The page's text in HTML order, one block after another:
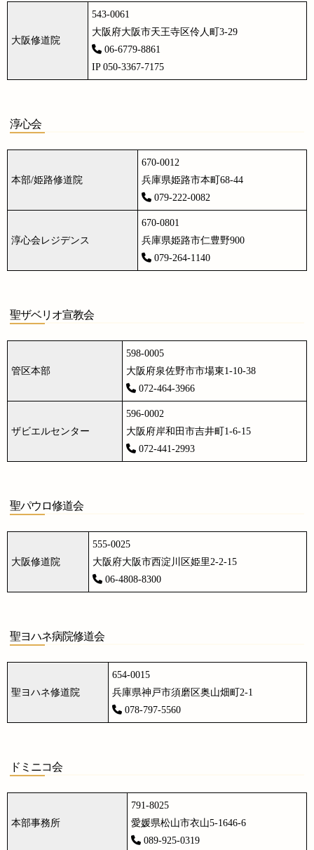
大阪修道院
543-0061
大阪府大阪市天王寺区伶人町3-29
06-6779-8861
IP 050-3367-7175
淳心会
本部/姫路修道院
670-0012
兵庫県姫路市本町68-44
079-222-0082
淳心会レジデンス
670-0801
兵庫県姫路市仁豊野900
079-264-1140
聖ザベリオ宣教会
管区本部
598-0005
大阪府泉佐野市市場東1-10-38
072-464-3966
ザビエルセンター
596-0002
大阪府岸和田市吉井町1-6-15
072-441-2993
聖パウロ修道会
大阪修道院
555-0025
大阪府大阪市西淀川区姫里2-2-15
06-4808-8300
聖ヨハネ病院修道会
聖ヨハネ修道院
654-0015
兵庫県神戸市須磨区奥山畑町2-1
078-797-5560
ドミニコ会
本部事務所
791-8025
愛媛県松山市衣山5-1646-6
089-925-0319